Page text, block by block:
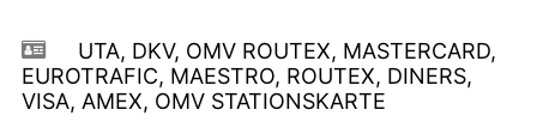
UTA, DKV, OMV ROUTEX, MASTERCARD,
EUROTRAFIC, MAESTRO, ROUTEX, DINERS,
VISA, AMEX, OMV STATIONSKARTE